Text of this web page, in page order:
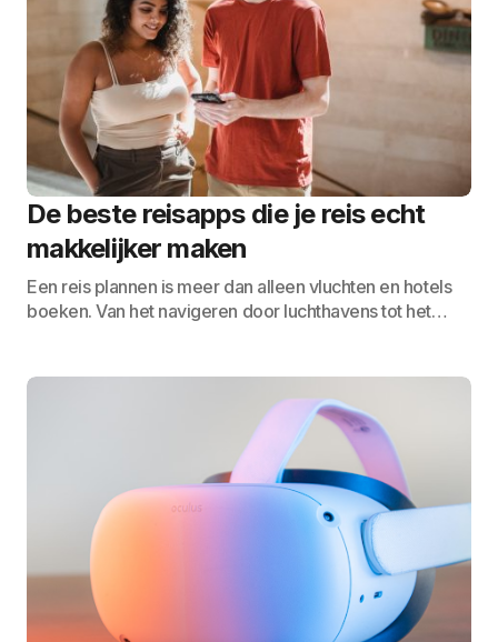
De beste reisapps die je reis echt
makkelijker maken
Een reis plannen is meer dan alleen vluchten en hotels
boeken. Van het navigeren door luchthavens tot het…